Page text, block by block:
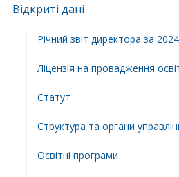
Відкриті дані
Річний звіт директора за
Ліцензія на провадження
Статут
Структура та органи
Освiтнi програми